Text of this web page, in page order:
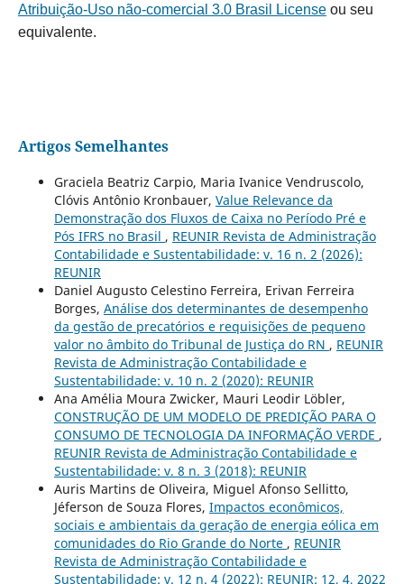
Atribuição-Uso não-comercial 3.0 Brasil Licenseou seu
equivalente.
Artigos Semelhantes
Graciela Beatriz Carpio, Maria Ivanice Vendruscolo,
Clóvis Antônio Kronbauer, Value Relevance da
Demonstração dos Fluxos de Caixa no Período Pré e
Pós IFRS no Brasil , REUNIR Revista de Administração
Contabilidade e Sustentabilidade: v. 16 n. 2 (2026):
REUNIR
Daniel Augusto Celestino Ferreira, Erivan Ferreira
Borges, Análise dos determinantes de desempenho
da gestão de precatórios e requisições de pequeno
valor no âmbito do Tribunal de Justiça do RN , REUNIR
Revista de Administração Contabilidade e
Sustentabilidade: v. 10 n. 2 (2020): REUNIR
Ana Amélia Moura Zwicker, Mauri Leodir Löbler,
CONSTRUÇÃO DE UM MODELO DE PREDIÇÃO PARA O
CONSUMO DE TECNOLOGIA DA INFORMAÇÃO VERDE ,
REUNIR Revista de Administração Contabilidade e
Sustentabilidade: v. 8 n. 3 (2018): REUNIR
Auris Martins de Oliveira, Miguel Afonso Sellitto,
Jéferson de Souza Flores, Impactos econômicos,
sociais e ambientais da geração de energia eólica em
comunidades do Rio Grande do Norte , REUNIR
Revista de Administração Contabilidade e
Sustentabilidade: v. 12 n. 4 (2022): REUNIR: 12, 4, 2022